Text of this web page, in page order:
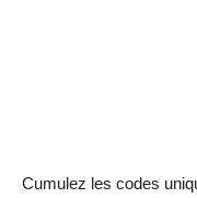
Cumulez les codes